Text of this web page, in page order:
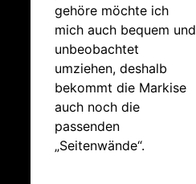
gehöre möchte ich
mich auch bequem und
unbeobachtet
umziehen, deshalb
bekommt die Markise
auch noch die
passenden
„Seitenwände“.